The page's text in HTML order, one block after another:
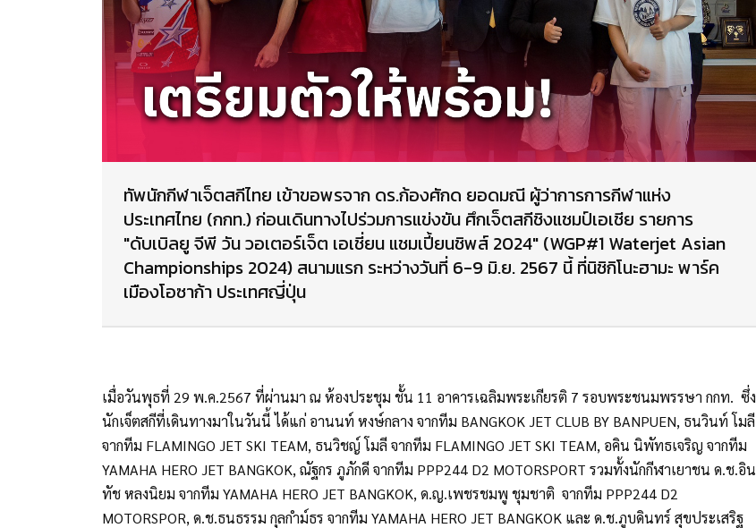
ทัพนักกีฬาเจ็ตสกีไทย เข้าขอพรจาก ดร.ก้องศักด ยอดมณี ผู้ว่าการการกีฬาแห่ง
ประเทศไทย (กกท.) ก่อนเดินทางไปร่วมการแข่งขัน ศึกเจ็ตสกีชิงแชมป์เอเชีย รายการ
"ดับเบิลยู จีพี วัน วอเตอร์เจ็ต เอเชี่ยน แชมเปี้ยนชิพส์ 2024" (WGP#1 Waterjet Asian
Championships 2024) สนามแรก ระหว่างวันที่ 6-9 มิ.ย. 2567 นี้ ที่นิชิกิโนะฮามะ พาร์ค
เมืองโอซาก้า ประเทศญี่ปุ่น
เมื่อวันพุธที่ 29 พ.ค.2567 ที่ผ่านมา ณ ห้องประชุม ชั้น 11 อาคารเฉลิมพระเกียรติ 7 รอบพระชนมพรรษา กกท. ซึ่ง
นักเจ็ตสกีที่เดินทางมาในวันนี้ ได้แก่ อานนท์ หงษ์กลาง จากทีม BANGKOK JET CLUB BY BANPUEN, ธนวินท์ โมลี
จากทีม FLAMINGO JET SKI TEAM, ธนวิชญ์ โมลี จากทีม FLAMINGO JET SKI TEAM, อคิน นิพัทธเจริญ จากทีม
YAMAHA HERO JET BANGKOK, ณัฐกร ภูภักดี จากทีม PPP244 D2 MOTORSPORT รวมทั้งนักกีฬาเยาชน ด.ช.อิน
ทัช หลงนิยม จากทีม YAMAHA HERO JET BANGKOK, ด.ญ.เพชรชมพู ชุมชาติ จากทีม PPP244 D2
MOTORSPOR, ด.ช.ธนธรรม กุลกำม์ธร จากทีม YAMAHA HERO JET BANGKOK และ ด.ช.ภูบดินทร์ สุขประเสริฐ